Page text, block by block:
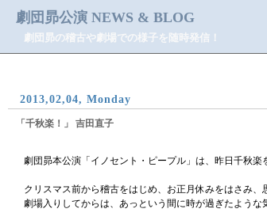
劇団昴公演 NEWS & BLOG
劇団昴の稽古や劇場での様子を随時発信！
2013,02,04, Monday
「千秋楽！」 吉田直子
劇団昴本公演「イノセント・ピープル」は、昨日千秋楽
クリスマス前から稽古をはじめ、お正月休みをはさみ
劇場入りしてからは、あっという間に時が過ぎたような